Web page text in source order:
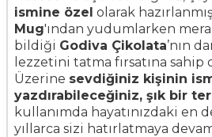
ismine özel olarak
Mug'ından yudumlarken
bildiği Godiva Çikolata’nın
lezzetini tatma fırsatına sahip
Üzerine sevdiğiniz kişinin
yazdırabileceğiniz, şık bir
kullanımda hayatınızdaki en
yıllarca sizi hatırlatmaya